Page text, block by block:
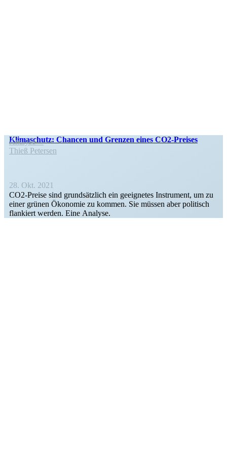
Klima­schutz: Chancen und Grenzen eines CO2-Preises
Analyse
Thieß Petersen
28. Okt. 2021
CO2-Preise sind grund­sätzlich ein geeig­netes Instrument, um zu
einer grünen Ökonomie zu kommen. Sie müssen aber politisch
flankiert werden. Eine Analyse.